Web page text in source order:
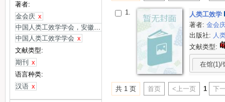
著者:
金会庆 x
中国人类工效学学会，安徽三联事故预防研究所主办
中国人类工效学学会 x
文献类型:
期刊 x
语言种类:
汉语 x
1.
人类工效学
著者:金会
出版社: 人
文献类型:
在馆(1)/
共 1 页 首页 <上一页 1 下